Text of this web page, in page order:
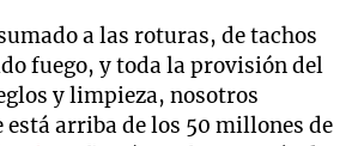
a las roturas, de tachos
fuego, y toda la provisión del
y limpieza, nosotros
está arriba de los 50 millones de